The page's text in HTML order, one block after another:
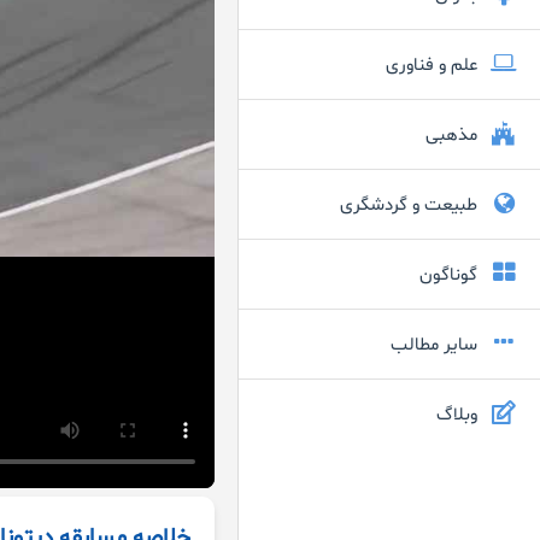
علم و فناوری
مذهبی
طبیعت و گردشگری
گوناگون
سایر مطالب
وبلاگ